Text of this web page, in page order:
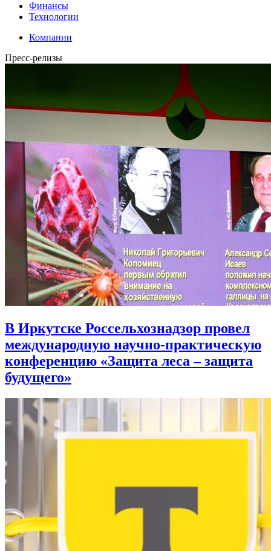
Финансы
Технологии
Компании
Пресс-релизы
В Иркутске Россельхознадзор провел
международную научно-практическую
конференцию «Защита леса – защита
будущего»